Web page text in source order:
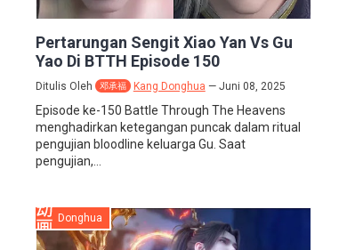
Pertarungan Sengit Xiao Yan Vs Gu
Yao Di BTTH Episode 150
Ditulis Oleh 邓承福 Kang Donghua Juni 08, 2025
Episode ke-150 Battle Through The Heavens
menghadirkan ketegangan puncak dalam ritual
pengujian bloodline keluarga Gu. Saat
pengujian,...
Donghua